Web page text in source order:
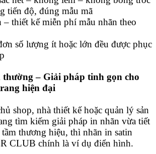
tiến độ, đúng mẫu mã
thiết kế miễn phí mẫu nhãn theo
số lượng ít hoặc lớn đều được phục
thường – Giải pháp tinh gọn cho
hiện đại
shop, nhà thiết kế hoặc quản lý sản
tìm kiếm giải pháp in nhãn vừa tiết
thương hiệu, thì nhãn in satin
CLUB chính là ví dụ điển hình.